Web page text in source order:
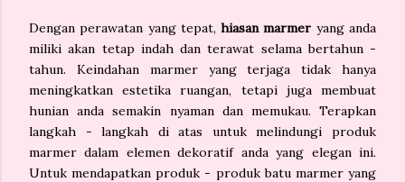
Dengan perawatan yang tepat,hiasan marmer yang anda
miliki akan tetap indah dan terawat selama bertahun -
tahun. Keindahan marmer yang terjaga tidak hanya
meningkatkan estetika ruangan, tetapi juga membuat
hunian anda semakin nyaman dan memukau. Terapkan
langkah - langkah di atas untuk melindungi produk
marmer dalam elemen dekoratif anda yang elegan ini.
Untuk mendapatkan produk - produk batu marmer yang